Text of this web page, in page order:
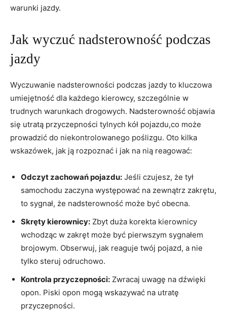
warunki jazdy.
Jak wyczuć nadsterowność ⁣podczas
jazdy
Wyczuwanie nadsterowności podczas jazdy to kluczowa⁢
umiejętność dla każdego kierowcy, szczególnie ⁢w
trudnych warunkach ⁣drogowych.⁣ Nadsterowność⁢ objawia
się utratą przyczepności tylnych⁤ kół pojazdu,co ‍może
prowadzić do niekontrolowanego poślizgu.‍ Oto kilka
wskazówek, ⁤jak ją rozpoznać‍ i jak ⁤na nią reagować:
Odczyt zachowań ⁣pojazdu: Jeśli czujesz, ​że tył
samochodu⁣ zaczyna występować na ​zewnątrz zakrętu,
to sygnał, że ​nadsterowność może być obecna.
Skręty kierownicy: Zbyt duża korekta ‍kierownicy
wchodząc w ​zakręt może być​ pierwszym sygnałem
brojowym. Obserwuj, jak reaguje twój pojazd,⁢ a nie​
tylko steruj ⁢odruchowo.
Kontrola przyczepności: Zwracaj​ uwagę ‌na dźwięki
opon. Piski opon mogą wskazywać⁣ na utratę
⁣przyczepności.